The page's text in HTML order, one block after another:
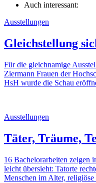
Auch interessant:
Ausstellungen
Gleichstellung
Für die gleichnamige
Ziermann Frauen der
HsH wurde die Schau
Ausstellungen
Täter, Träume,
16 Bachelorarbeiten zeigen
leicht übersieht: Tatorte
Menschen im Alter,